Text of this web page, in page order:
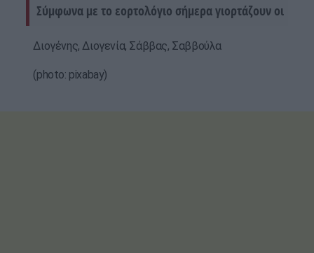
Σύμφωνα με το εορτολόγιο σήμερα γιορτάζουν οι
Διογένης, Διογενία, Σάββας, Σαββούλα
(photo: pixabay)